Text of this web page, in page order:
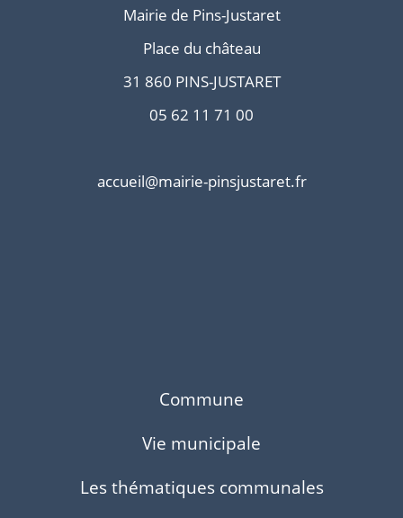
Mairie de Pins-Justaret
Place du château
31 860 PINS-JUSTARET
05 62 11 71 00
accueil@mairie-pinsjustaret.fr
Commune
Vie municipale
Les thématiques communales